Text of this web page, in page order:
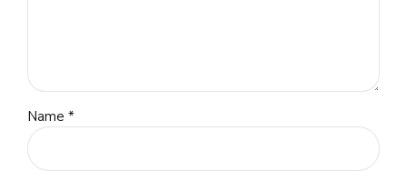
Name *